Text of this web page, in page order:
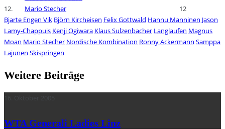
12.
Mario Stecher
12
Bjarte Engen Vik Björn Kircheisen Felix Gottwald Hannu Manninen Jason
Lamy-Chappuis Kenji Ogiwara Klaus Sulzenbacher Langlaufen Magnus
Moan Mario Stecher Nordische Kombination Ronny Ackermann Samppa
Lajunen Skispringen
Weitere Beiträge
WTA Generali Ladies Linz